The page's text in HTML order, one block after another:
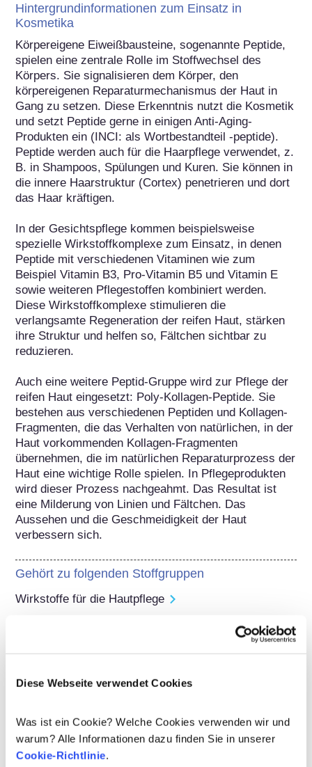
Diese Webseite verwendet Cookies
Was ist ein Cookie? Welche Cookies verwenden wir und
warum? Alle Informationen dazu finden Sie in unserer
Cookie-Richtlinie.
Hintergrundinformationen zum Einsatz in
Kosmetika
Körpereigene Eiweißbausteine, sogenannte Peptide,
spielen eine zentrale Rolle im Stoffwechsel des
Körpers. Sie signalisieren dem Körper, den
körpereigenen Reparaturmechanismus der Haut in
Gang zu setzen. Diese Erkenntnis nutzt die Kosmetik
und setzt Peptide gerne in einigen Anti-Aging-
Produkten ein (INCI: als Wortbestandteil -peptide).
Peptide werden auch für die Haarpflege verwendet, z.
B. in Shampoos, Spülungen und Kuren. Sie können in
die innere Haarstruktur (Cortex) penetrieren und dort
das Haar kräftigen.
In der Gesichtspflege kommen beispielsweise
spezielle Wirkstoffkomplexe zum Einsatz, in denen
Peptide mit verschiedenen Vitaminen wie zum
Beispiel Vitamin B3, Pro-Vitamin B5 und Vitamin E
sowie weiteren Pflegestoffen kombiniert werden.
Diese Wirkstoffkomplexe stimulieren die
verlangsamte Regeneration der reifen Haut, stärken
ihre Struktur und helfen so, Fältchen sichtbar zu
reduzieren.
Auch eine weitere Peptid-Gruppe wird zur Pflege der
reifen Haut eingesetzt: Poly-Kollagen-Peptide. Sie
bestehen aus verschiedenen Peptiden und Kollagen-
Fragmenten, die das Verhalten von natürlichen, in der
Haut vorkommenden Kollagen-Fragmenten
übernehmen, die im natürlichen Reparaturprozess der
Haut eine wichtige Rolle spielen. In Pflegeprodukten
wird dieser Prozess nachgeahmt. Das Resultat ist
eine Milderung von Linien und Fältchen. Das
Aussehen und die Geschmeidigkeit der Haut
verbessern sich.
Gehört zu folgenden Stoffgruppen
Wirkstoffe für die Hautpflege
Die Inhaltsstoffe von kosmetischen Mitteln
Sie, dass für kosmetische Inhaltsstoffe außerhalb der